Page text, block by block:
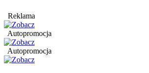
Reklama
Autopromocja
Autopromocja